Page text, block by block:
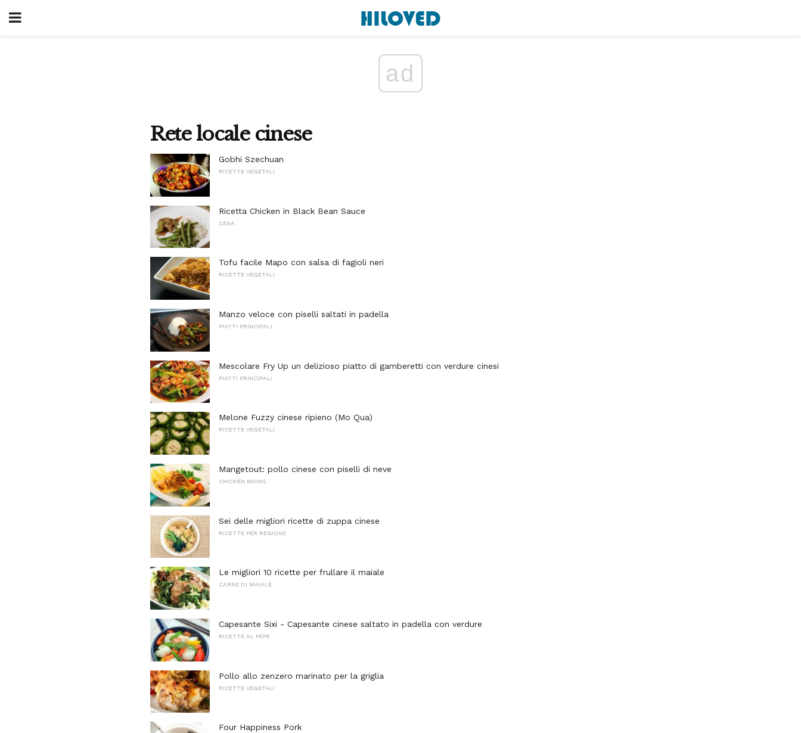
ad
Rete locale cinese
Gobhi Szechuan
RICETTE VEGETALI
Ricetta Chicken in Black Bean Sauce
CENA
Tofu facile Mapo con salsa di fagioli neri
RICETTE VEGETALI
Manzo veloce con piselli saltati in padella
PIATTI PRINCIPALI
Mescolare Fry Up un delizioso piatto di gamberetti con verdure cinesi
PIATTI PRINCIPALI
Melone Fuzzy cinese ripieno (Mo Qua)
RICETTE VEGETALI
Mangetout: pollo cinese con piselli di neve
CHICKEN MAINS
Sei delle migliori ricette di zuppa cinese
RICETTE PER REGIONE
Le migliori 10 ricette per frullare il maiale
CARNE DI MAIALE
Capesante Sixi - Capesante cinese saltato in padella con verdure
RICETTE AL PEPE
Pollo allo zenzero marinato per la griglia
RICETTE VEGETALI
Four Happiness Pork